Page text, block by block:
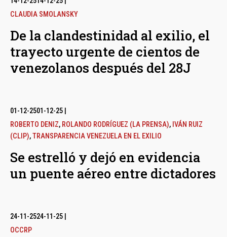
CLAUDIA SMOLANSKY
De la clandestinidad al exilio, el
trayecto urgente de cientos de
venezolanos después del 28J
01-12-2501-12-25
ROBERTO DENIZ, ROLANDO RODRÍGUEZ (LA PRENSA), IVÁN RUIZ
(CLIP),TRANSPARENCIA VENEZUELA EN EL EXILIO
Se estrelló y dejó en evidencia
un puente aéreo entre dictadores
24-11-2524-11-25
OCCRP